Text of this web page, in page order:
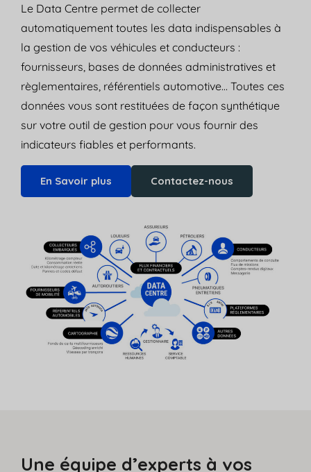
Le Data Centre permet de collecter
automatiquement toutes les data indispensables à
la gestion de vos véhicules et conducteurs :
fournisseurs, bases de données administratives et
règlementaires, référentiels automotive… Toutes ces
données vous sont restituées de façon synthétique
sur votre outil de gestion pour vous fournir des
indicateurs fiables et performants.
En Savoir plus Contactez-nous
Une équipe d’experts à vos